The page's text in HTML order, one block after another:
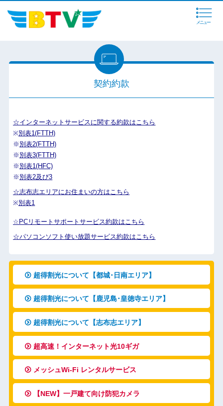
メニュー
契約約款
☆インターネットサービスに関する約款はこちら
※別表1(FTTH)
※ 別表2(FTTH)
※ 別表3(FTTH)
※ 別表1(HFC)
※ 別表2及び3
☆志布志エリアにお住まいの方はこちら
※別表1
☆PCリモートサポートサービス約款はこちら
☆パソコンソフト使い放題サービス約款はこちら
超得割光について【都城･日南エリア】
超得割光について【鹿児島･皇徳寺エリア】
超得割光について【志布志エリア】
超高速！インターネット光10ギガ
メッシュWi-Fi レンタルサービス
【NEW】一戸建て向け防犯カメラ